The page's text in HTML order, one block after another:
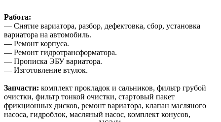
Работа:
— Снятие вариатора, разбор, дефектовка, сбор, установка
вариатора на автомобиль.
— Ремонт корпуса.
— Ремонт гидротрансформатора.
— Прописка ЭБУ вариатора.
— Изготовление втулок.
Запчасти: комплект прокладок и сальников, фильтр грубой
очистки, фильтр тонкой очистки, стартовый пакет
фрикционных дисков, ремонт вариатора, клапан масляного
насоса, гидроблок, масляный насос, комплект конусов,